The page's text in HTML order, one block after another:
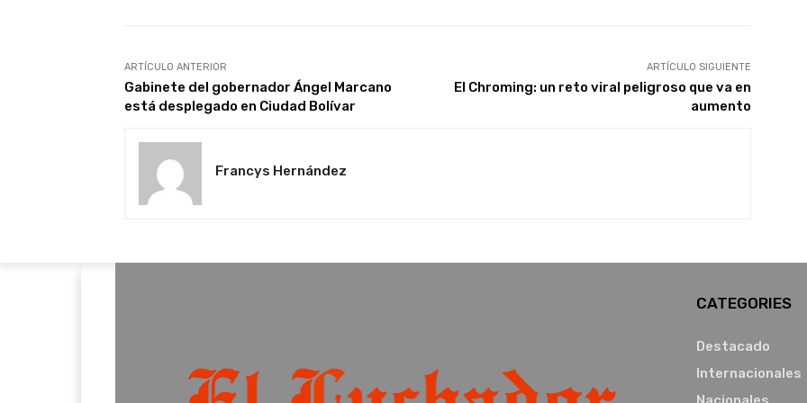
ARTÍCULO ANTERIOR
Gabinete del gobernador Ángel Marcano
está desplegado en Ciudad Bolívar
ARTÍCULO SIGUIENTE
El Chroming: un reto viral peligroso que va en
aumento
Francys Hernández
CATEGORIES
Destacado
Internacionales